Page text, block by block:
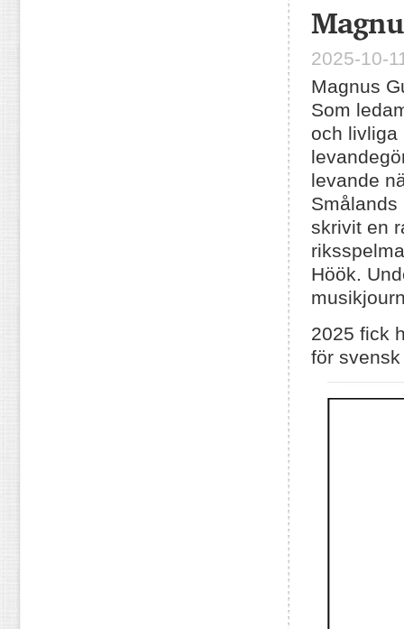
2025-10-
Magnus
Som
och livliga
levande
Smålands
skrivit en
Höök.
2025 fick
för